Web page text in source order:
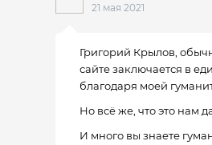
21 мая 2021
Григорий Крылов,
сайте заключается в
благодаря моей
Но всё же, что это нам
И много вы знаете